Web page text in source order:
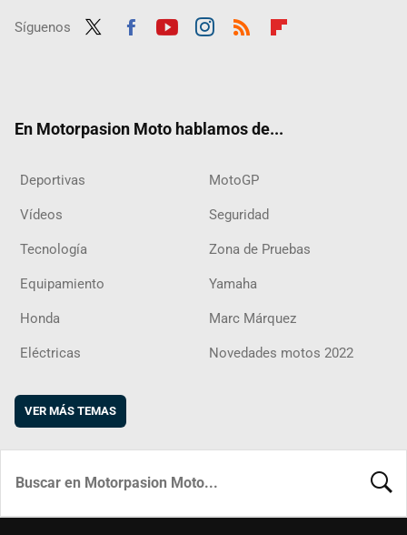
Síguenos
En Motorpasion Moto hablamos de...
Deportivas MotoGP
Vídeos Seguridad
Tecnología Zona de Pruebas
Equipamiento Yamaha
Honda Marc Márquez
Eléctricas Novedades motos 2022
VER MÁS TEMAS